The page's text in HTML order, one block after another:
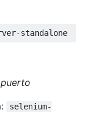
selenium-